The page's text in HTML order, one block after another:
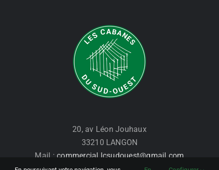
20, av Léon Jouhaux
33210 LANGON
Mail :commercial.lcsudouest@gmail.com